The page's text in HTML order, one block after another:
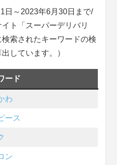
日～2023年6月30日まで/
ト「スーパーデリバリ
索されたキーワードの検
しています。）
ード
わ
ース
ン